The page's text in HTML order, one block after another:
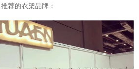
荐的衣架品牌：